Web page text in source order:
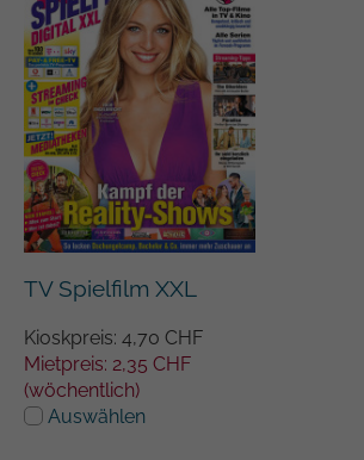
TV Spielfilm XXL
Kioskpreis: 4,70 CHF
Mietpreis: 2,35 CHF
(wöchentlich)
Auswählen